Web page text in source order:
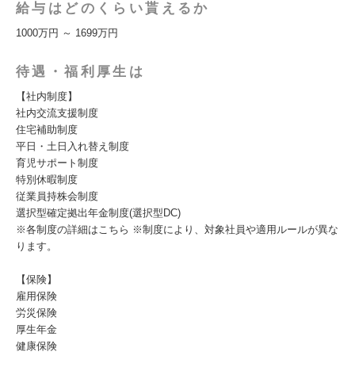
給与はどのくらい貰えるか
1000万円 ～ 1699万円
待遇・福利厚生は
【社内制度】
社内交流支援制度
住宅補助制度
平日・土日入れ替え制度
育児サポート制度
特別休暇制度
従業員持株会制度
選択型確定拠出年金制度(選択型DC)
※各制度の詳細はこちら ※制度により、対象社員や適用ルールが異な
ります。
【保険】
雇用保険
労災保険
厚生年金
健康保険